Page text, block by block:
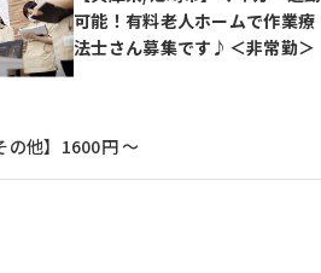
可能！有料老人ホームで作業療
法士さん募集です♪＜非常勤＞
の他】1600円 ～